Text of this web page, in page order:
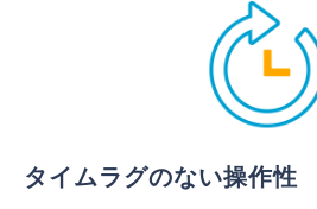
タイムラグのない操作性